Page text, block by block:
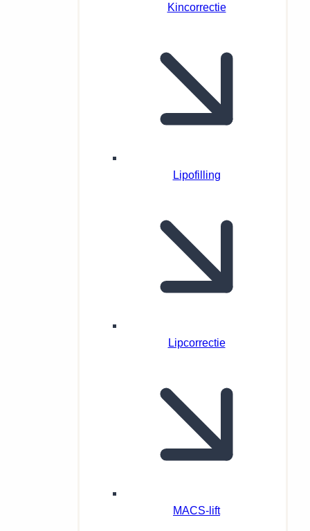
Kincorrectie
Lipofilling
Lipcorrectie
MACS-lift